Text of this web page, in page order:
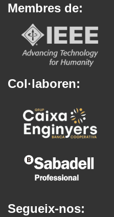
Membres de:
Col·laboren:
Segueix-nos: